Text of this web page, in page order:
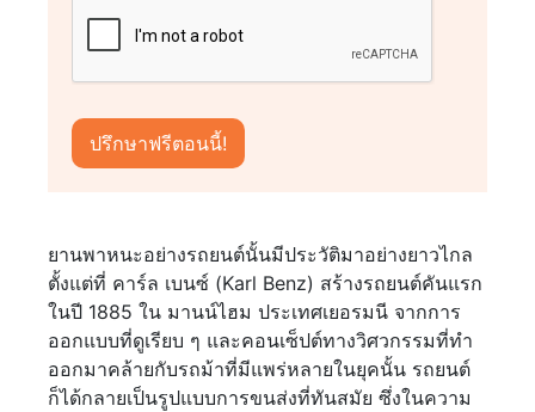
ยานพาหนะอย่างรถยนต์นั้นมีประวัติมาอย่างยาวไกล
ตั้งแต่ที่ คาร์ล เบนซ์ (Karl Benz) สร้างรถยนต์คันแรก
ในปี 1885 ใน มานน์ไฮม ประเทศเยอรมนี จากการ
ออกแบบที่ดูเรียบ ๆ และคอนเซ็ปต์ทางวิศวกรรมที่ทำ
ออกมาคล้ายกับรถม้าที่มีแพร่หลายในยุคนั้น รถยนต์
ก็ได้กลายเป็นรูปแบบการขนส่งที่ทันสมัย ซึ่งในความ